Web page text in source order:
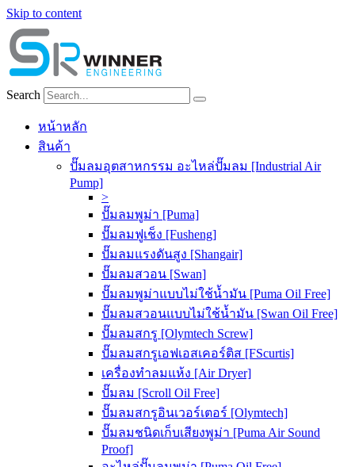
Skip to content
Search
หน้าหลัก
สินค้า
ปั๊มลมอุตสาหกรรม อะไหล่ปั๊มลม [Industrial Air
Pump]
>
ปั๊มลมพูม่า [Puma]
ปั๊มลมฟูเช็ง [Fusheng]
ปั๊มลมแรงดันสูง [Shangair]
ปั๊มลมสวอน [Swan]
ปั๊มลมพูม่าแบบไม่ใช้น้ำมัน [Puma Oil Free]
ปั๊มลมสวอนแบบไม่ใช้น้ำมัน [Swan Oil Free]
ปั๊มลมสกรู [Olymtech Screw]
ปั๊มลมสกรูเอฟเอสเคอร์ติส [FScurtis]
เครื่องทำลมแห้ง [Air Dryer]
ปั๊มลม [Scroll Oil Free]
ปั๊มลมสกรูอินเวอร์เตอร์ [Olymtech]
ปั๊มลมชนิดเก็บเสียงพูม่า [Puma Air Sound
Proof]